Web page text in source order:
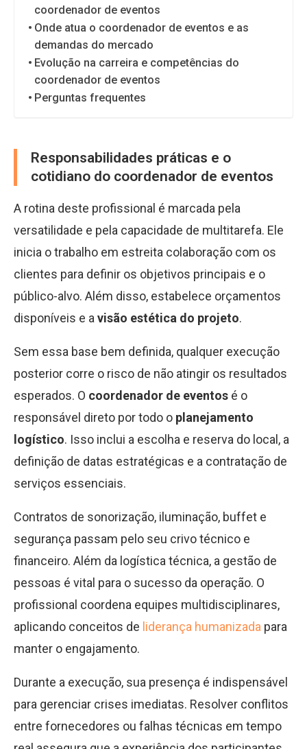
coordenador de eventos
Onde atua o coordenador de eventos e as
demandas do mercado
Evolução na carreira e competências do
coordenador de eventos
Perguntas frequentes
Responsabilidades práticas e o
cotidiano do coordenador de eventos
A rotina deste profissional é marcada pela
versatilidade e pela capacidade de multitarefa. Ele
inicia o trabalho em estreita colaboração com os
clientes para definir os objetivos principais e o
público-alvo. Além disso, estabelece orçamentos
disponíveis e a visão estética do projeto.
Sem essa base bem definida, qualquer execução
posterior corre o risco de não atingir os resultados
esperados. O coordenador de eventos é o
responsável direto por todo o planejamento
logístico. Isso inclui a escolha e reserva do local, a
definição de datas estratégicas e a contratação de
serviços essenciais.
Contratos de sonorização, iluminação, buffet e
segurança passam pelo seu crivo técnico e
financeiro. Além da logística técnica, a gestão de
pessoas é vital para o sucesso da operação. O
profissional coordena equipes multidisciplinares,
aplicando conceitos de liderança humanizada para
manter o engajamento.
Durante a execução, sua presença é indispensável
para gerenciar crises imediatas. Resolver conflitos
entre fornecedores ou falhas técnicas em tempo